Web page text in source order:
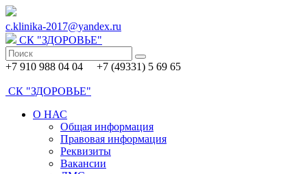
c.klinika-2017@yandex.ru
СК "ЗДОРОВЬЕ"
+7 910 988 04 04 +7 (49331) 5 69 65
СК "ЗДОРОВЬЕ"
О НАС
Общая информация
Правовая информация
Реквизиты
Вакансии